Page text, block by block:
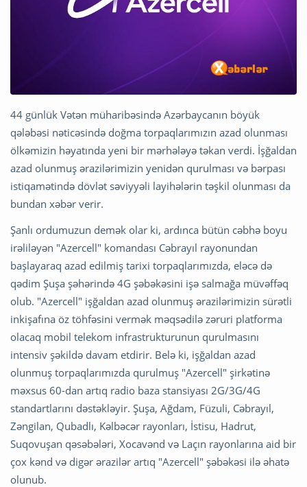
44 günlük Vətən müharibəsində Azərbaycanın böyük
qələbəsi nəticəsində doğma torpaqlarımızın azad olunması
ölkəmizin həyatında yeni bir mərhələyə təkan verdi. İşğaldan
azad olunmuş ərazilərimizin yenidən qurulması və bərpası
istiqamətində dövlət səviyyəli layihələrin təşkil olunması da
bundan xəbər verir.
Şanlı ordumuzun demək olar ki, ardınca bütün cəbhə boyu
irəliləyən "Azercell" komandası Cəbrayıl rayonundan
başlayaraq azad edilmiş tarixi torpaqlarımızda, eləcə də
qədim Şuşa şəhərində 4G şəbəkəsini işə salmağa müvəffəq
olub. "Azercell" işğaldan azad olunmuş ərazilərimizin sürətli
inkişafına öz töhfəsini vermək məqsədilə zəruri platforma
olacaq mobil telekom infrastrukturunun qurulmasını
intensiv şəkildə davam etdirir. Belə ki, işğaldan azad
olunmuş torpaqlarımızda qurulmuş "Azercell" şirkətinə
məxsus 60-dan artıq radio baza stansiyası 2G/3G/4G
standartlarını dəstəkləyir. Şuşa, Ağdam, Füzuli, Cəbrayıl,
Zəngilan, Qubadlı, Kəlbəcər rayonları, İstisu, Hadrut,
Suqovuşan qəsəbələri, Xocavənd və Laçın rayonlarına aid bir
çox kənd və digər ərazilər artıq "Azercell" şəbəkəsi ilə əhatə
olunub.